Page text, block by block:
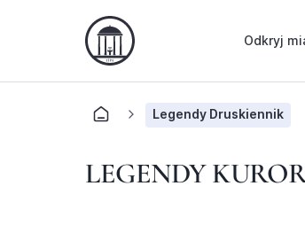
Odkryj
Legendy Druskiennik
LEGENDY